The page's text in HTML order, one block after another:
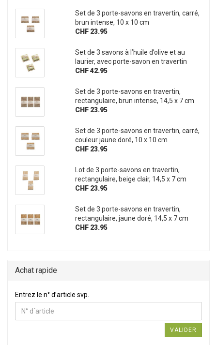
Set de 3 porte-savons en travertin, carré,
brun intense, 10 x 10 cm
CHF 23.95
Set de 3 savons à l’huile d’olive et au
laurier, avec porte-savon en travertin
CHF 42.95
Set de 3 porte-savons en travertin,
rectangulaire, brun intense, 14,5 x 7 cm
CHF 23.95
Set de 3 porte-savons en travertin, carré,
couleur jaune doré, 10 x 10 cm
CHF 23.95
Lot de 3 porte-savons en travertin,
rectangulaire, beige clair, 14,5 x 7 cm
CHF 23.95
Set de 3 porte-savons en travertin,
rectangulaire, jaune doré, 14,5 x 7 cm
CHF 23.95
Achat rapide
Entrez le n° d’article svp.
Entrez le n° d’article svp.
VALIDER